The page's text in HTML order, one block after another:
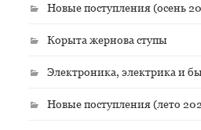
Новые поступления (осень
Корыта жернова ступы
Электроника, электрика и
Новые поступления (лето